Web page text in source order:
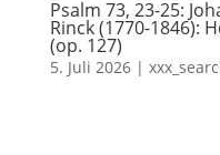
Psalm 73, 23-25:
Rinck (1770-1846):
(op. 127)
5. Juli 2026|